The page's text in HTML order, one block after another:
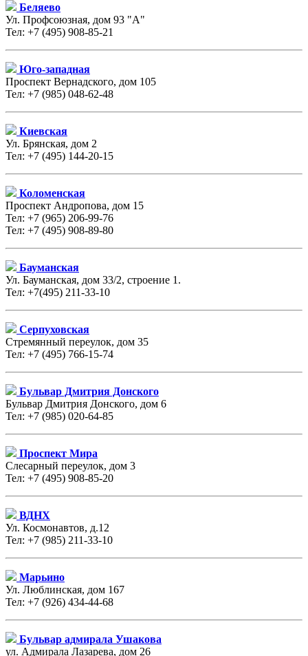
Беляево
Ул. Профсоюзная, дом 93 "А"
Тел: +7 (495) 908-85-21
Юго-западная
Проспект Вернадского, дом 105
Тел: +7 (985) 048-62-48
Киевская
Ул. Брянская, дом 2
Тел: +7 (495) 144-20-15
Коломенская
Проспект Андропова, дом 15
Тел: +7 (965) 206-99-76
Тел: +7 (495) 908-89-80
Бауманская
Ул. Бауманская, дом 33/2, строение 1.
Тел: +7(495) 211-33-10
Серпуховская
Стремянный переулок, дом 35
Тел: +7 (495) 766-15-74
Бульвар Дмитрия Донского
Бульвар Дмитрия Донского, дом 6
Тел: +7 (985) 020-64-85
Проспект Мира
Слесарный переулок, дом 3
Тел: +7 (495) 908-85-20
ВДНХ
Ул. Космонавтов, д.12
Тел: +7 (985) 211-33-10
Марьино
Ул. Люблинская, дом 167
Тел: +7 (926) 434-44-68
Бульвар адмирала Ушакова
ул. Адмирала Лазарева, дом 26